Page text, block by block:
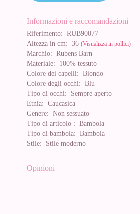
Informazioni e raccomandazioni
Riferimento: RUB90077
Altezza in cm: 36 (Visualizza in pollici)
Marchio: Rubens Barn
Materiale: 100% tessuto
Colore dei capelli: Biondo
Colore degli occhi: Blu
Tipo di occhi: Sempre aperto
Etnia: Caucasica
Genere: Non sessuato
Tipo di articolo : Bambola
Tipo di bambola: Bambola
Stile: Stile moderno
Opinioni